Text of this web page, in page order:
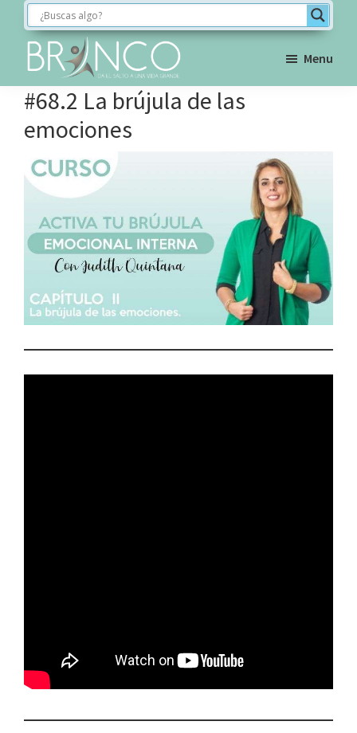
Saltar
navegación
principal
Saltar
contenido
Saltar
página
BRINCO
FORMACIÓN
Menu
#68.2 La brújula de las
emociones